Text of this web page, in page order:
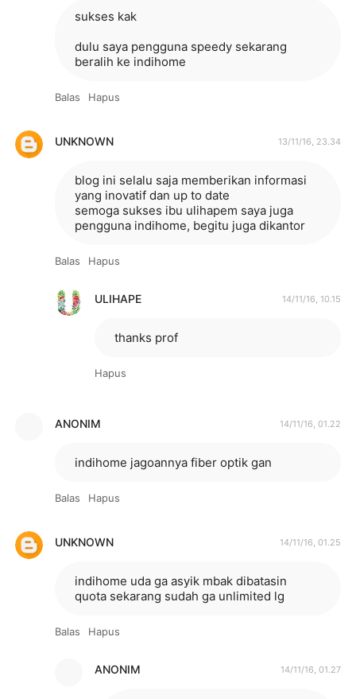
sukses kak
dulu saya pengguna speedy sekarang
beralih ke indihome
Balas Hapus
UNKNOWN 13/11/16, 23.34
blog ini selalu saja memberikan informasi
yang inovatif dan up to date
semoga sukses ibu ulihapem saya juga
pengguna indihome, begitu juga dikantor
Balas Hapus
ULIHAPE 14/11/16, 10.15
thanks prof
Hapus
ANONIM 14/11/16, 01.22
indihome jagoannya fiber optik gan
Balas Hapus
UNKNOWN 14/11/16, 01.25
indihome uda ga asyik mbak dibatasin
quota sekarang sudah ga unlimited lg
Balas Hapus
ANONIM 14/11/16, 01.27